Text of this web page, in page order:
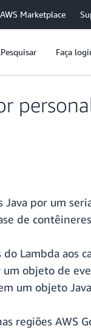
AWS Marketplace
Pesquisar Faça
Java por um
de
Lambda aos
objeto de
um objeto
regiões AWS